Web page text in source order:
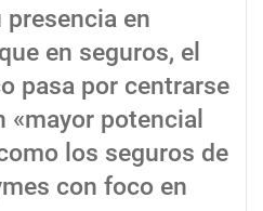
presencia en
en seguros, el
pasa por centrarse
potencial
los seguros de
con foco en